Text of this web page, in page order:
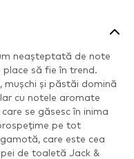
neașteptată de note
să fie în trend.
mușchi și păstăi domină
cu notele aromate
se găsesc în inima
pe tot
care este cea
de toaletă Jack &